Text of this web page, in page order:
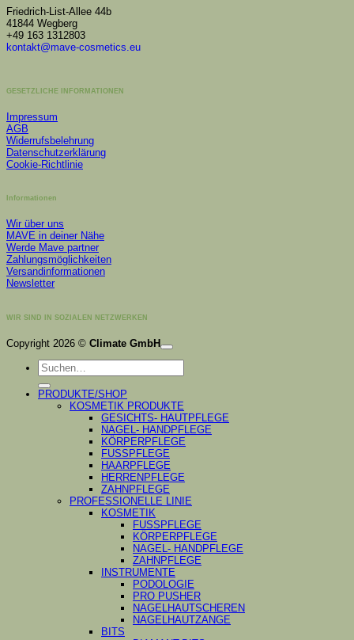
Friedrich-List-Allee 44b
41844 Wegberg
+49 163 1312803
kontakt@mave-cosmetics.eu
GESETZLICHE INFORMATIONEN
Impressum
AGB
Widerrufsbelehrung
Datenschutzerklärung
Cookie-Richtlinie
Informationen
Wir über uns
MAVE in deiner Nähe
Werde Mave partner
Zahlungsmöglichkeiten
Versandinformationen
Newsletter
WIR SIND IN SOZIALEN NETZWERKEN
Copyright 2026 © Climate GmbH
Suchen
nach:
PRODUKTE/SHOP
KOSMETIK PRODUKTE
GESICHTS- HAUTPFLEGE
NAGEL- HANDPFLEGE
KÖRPERPFLEGE
FUSSPFLEGE
HAARPFLEGE
HERRENPFLEGE
ZAHNPFLEGE
PROFESSIONELLE LINIE
KOSMETIK
FUSSPFLEGE
KÖRPERPFLEGE
NAGEL- HANDPFLEGE
ZAHNPFLEGE
INSTRUMENTE
PODOLOGIE
PRO PUSHER
NAGELHAUTSCHEREN
NAGELHAUTZANGE
BITS